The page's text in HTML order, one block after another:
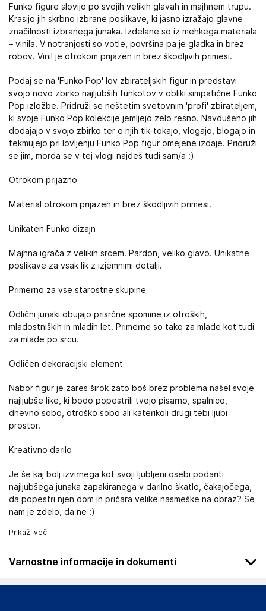
Funko figure slovijo po svojih velikih glavah in majhnem trupu.
Krasijo jih skrbno izbrane poslikave, ki jasno izražajo glavne
značilnosti izbranega junaka. Izdelane so iz mehkega materiala
– vinila. V notranjosti so votle, površina pa je gladka in brez
robov. Vinil je otrokom prijazen in brez škodljivih primesi.
Podaj se na 'Funko Pop' lov zbirateljskih figur in predstavi
svojo novo zbirko najljubših funkotov v obliki simpatične Funko
Pop izložbe. Pridruži se neštetim svetovnim 'profi' zbirateljem,
ki svoje Funko Pop kolekcije jemljejo zelo resno. Navdušeno jih
dodajajo v svojo zbirko ter o njih tik-tokajo, vlogajo, blogajo in
tekmujejo pri lovljenju Funko Pop figur omejene izdaje. Pridruži
se jim, morda se v tej vlogi najdeš tudi sam/a :)
Otrokom prijazno
Material otrokom prijazen in brez škodljivih primesi.
Unikaten Funko dizajn
Majhna igrača z velikih srcem. Pardon, veliko glavo. Unikatne
poslikave za vsak lik z izjemnimi detalji.
Primerno za vse starostne skupine
Odlični junaki obujajo prisrčne spomine iz otroških,
mladostniških in mladih let. Primerne so tako za mlade kot tudi
za mlade po srcu.
Odličen dekoracijski element
Nabor figur je zares širok zato boš brez problema našel svoje
najljubše like, ki bodo popestrili tvojo pisarno, spalnico,
dnevno sobo, otroško sobo ali katerikoli drugi tebi ljubi
prostor.
Kreativno darilo
Je še kaj bolj izvirnega kot svoji ljubljeni osebi podariti
najljubšega junaka zapakiranega v darilno škatlo, čakajočega,
da popestri njen dom in pričara velike nasmeške na obraz? Se
nam je zdelo, da ne :)
Prikaži več
Varnostne informacije in dokumenti
Podatki o proizvajalcu